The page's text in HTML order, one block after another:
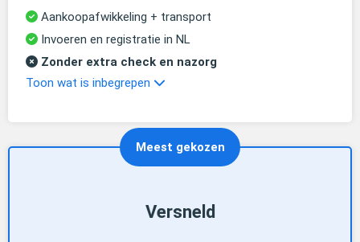
Aankoopafwikkeling + transport
Invoeren en registratie in NL
Zonder extra check en nazorg
Toon wat is inbegrepen
Meest gekozen
Versneld